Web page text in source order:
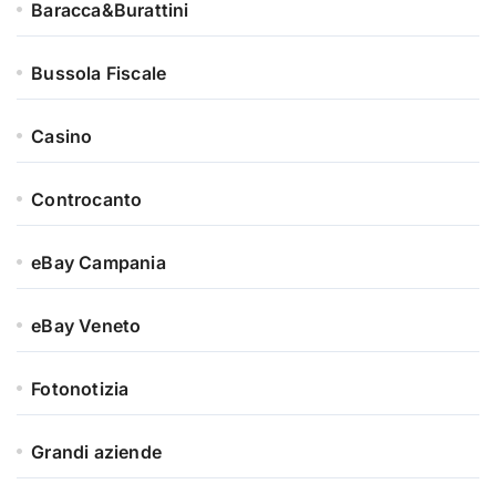
Baracca&Burattini
Bussola Fiscale
Casino
Controcanto
eBay Campania
eBay Veneto
Fotonotizia
Grandi aziende